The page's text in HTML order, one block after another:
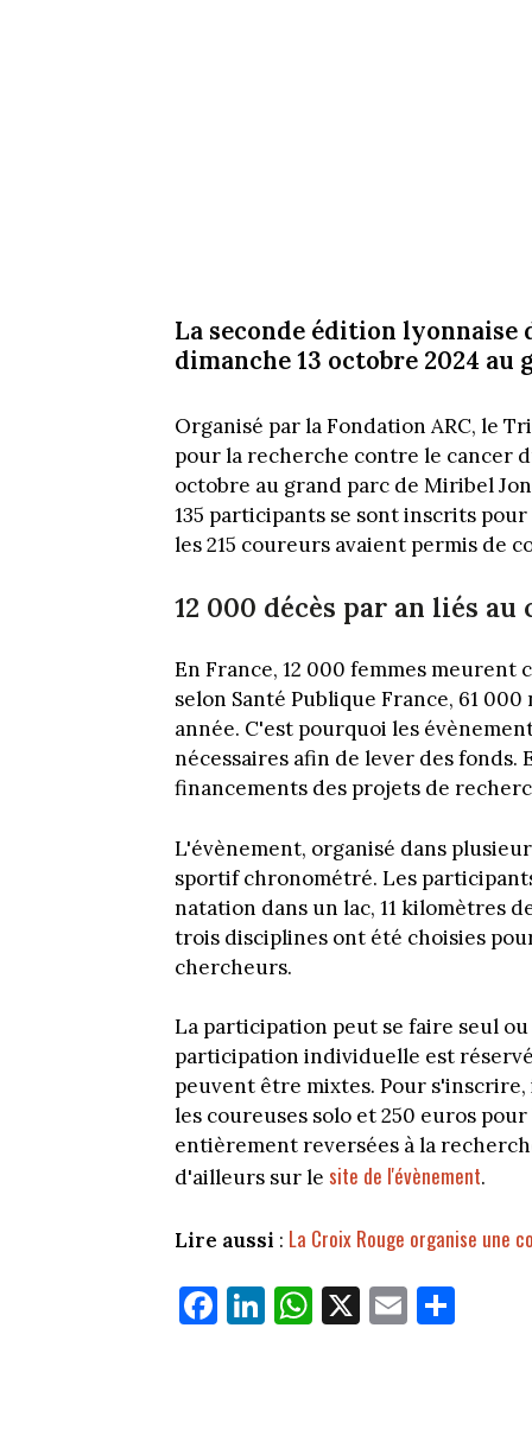
La seconde édition lyonnaise
dimanche 13 octobre 2024
Organisé par la Fondation ARC, le
pour la recherche contre le cancer
octobre au grand parc de Miribel
135 participants se sont inscrits
les 215 coureurs avaient permis de
12 000 décès par an liés au
En France, 12 000 femmes meurent
selon Santé Publique France, 61
année. C'est pourquoi les
nécessaires afin de lever des
financements des projets de
L'évènement, organisé dans
sportif chronométré. Les
natation dans un lac, 11 kilomètres
trois disciplines ont été choisies
chercheurs.
La participation peut se faire seul
participation individuelle est
peuvent être mixtes. Pour
les coureuses solo et 250 euros
entièrement reversées à la
d'ailleurs sur le site de l'évènement.
Lire aussi : La Croix Rouge organise une
Fa
ce
Li
nk
W
ha
X E
m